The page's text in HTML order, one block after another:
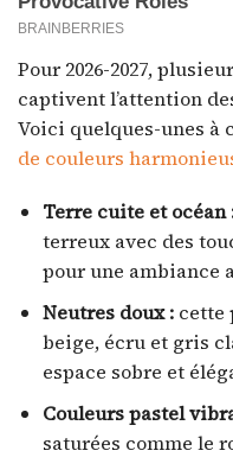
Pour 2026-2027,
captivent l’attention
Voici quelques-unes à
de couleurs
Terre cuite et océan
terreux avec des
pour une ambiance
Neutres doux :cette
beige, écru et gris
espace sobre et
Couleurs pastel
saturées comme le